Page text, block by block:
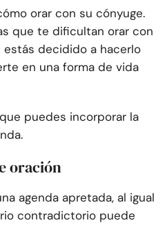
orar con su cónyuge.
que te dificultan orar con
estás decidido a hacerlo
en una forma de vida
puedes incorporar la
oración
agenda apretada, al igual
contradictorio puede